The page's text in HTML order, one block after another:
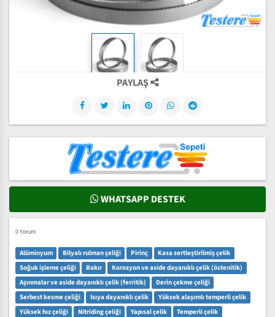
PAYLAŞ
WHATSAPP DESTEK
0 Yorum
Alüminyum Bilyalı rulman çeliği Pirinç
Kasa sertleştirilmiş çelik
Soğuk işleme çeliği
Bakır
Korozyon ve aside dayanıklı çelik (östenitik)
Aşınmalar ve aside dayanıklı çelik (ferritik)
Derin çekme çeliği
Serbest kesme çeliği
Isıya dayanıklı çelik
Yüksek alaşımlı temperli çelik
Yüksek hız çeliği
Nitriding çeliği Yapısal çelik Temperli çelik